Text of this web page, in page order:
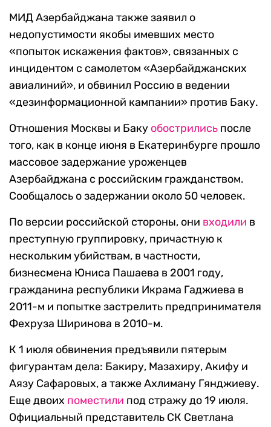
МИД Азербайджана также заявил о
недопустимости якобы имевших место
«попыток искажения фактов», связанных с
инцидентом с самолетом «Азербайджанских
авиалиний», и обвинил Россию в ведении
«дезинформационной кампании» против Баку.
Отношения Москвы и Баку обострились после
того, как в конце июня в Екатеринбурге прошло
массовое задержание уроженцев
Азербайджана с российским гражданством.
Сообщалось о задержании около 50 человек.
По версии российской стороны, они входили в
преступную группировку, причастную к
нескольким убийствам, в частности,
бизнесмена Юниса Пашаева в 2001 году,
гражданина республики Икрама Гаджиева в
2011-м и попытке застрелить предпринимателя
Фехруза Ширинова в 2010-м.
К 1 июля обвинения предъявили пятерым
фигурантам дела: Бакиру, Мазахиру, Акифу и
Аязу Сафаровых, а также Ахлиману Гянджиеву.
Еще двоих поместили под стражу до 19 июля.
Официальный представитель СК Светлана